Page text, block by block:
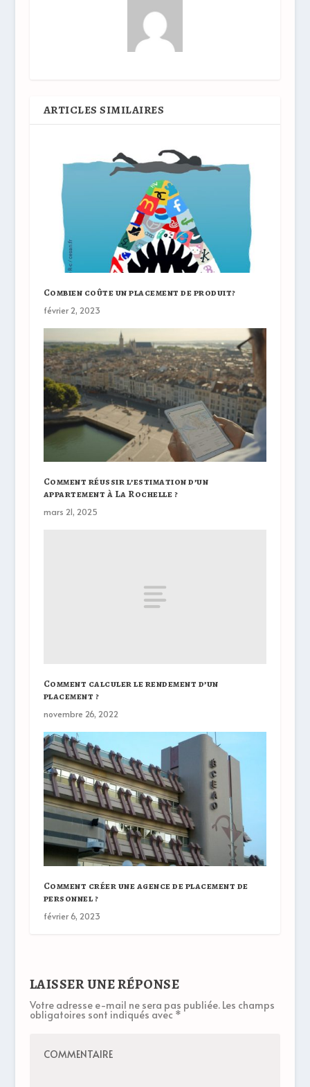
ARTICLES SIMILAIRES
Combien coûte un placement de produit?
février 2, 2023
Comment réussir l’estimation d’un
appartement à La Rochelle ?
mars 21, 2025
Comment calculer le rendement d’un
placement ?
novembre 26, 2022
Comment créer une agence de placement de
personnel ?
février 6, 2023
LAISSER UNE RÉPONSE
Votre adresse e-mail ne sera pas publiée. Les champs
obligatoires sont indiqués avec *